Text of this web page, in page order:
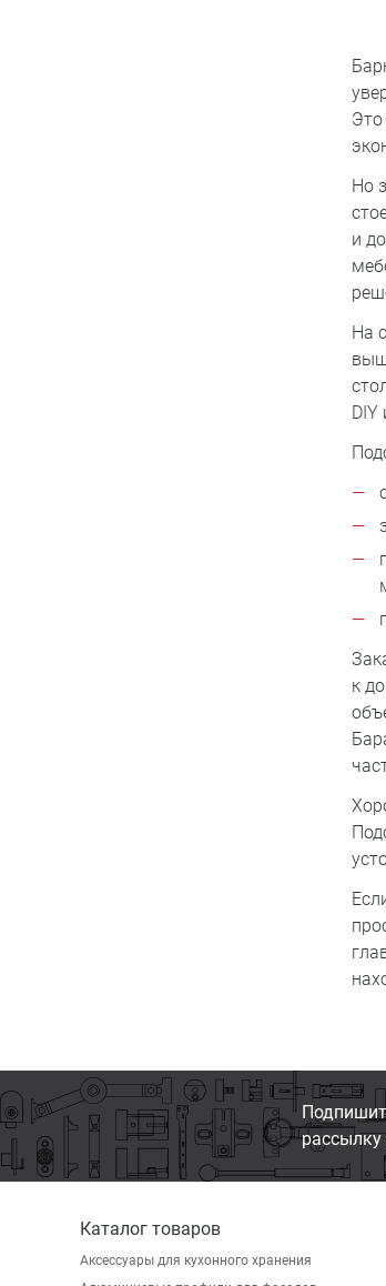
Это
Но
и
На
к
Каталог товаров
Аксессуары для кухонного хранения